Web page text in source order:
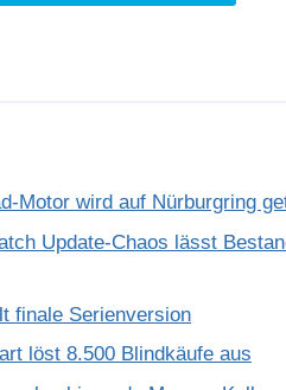
Motor wird auf Nürburgring
Update-Chaos lässt
finale Serienversion
löst 8.500 Blindkäufe aus